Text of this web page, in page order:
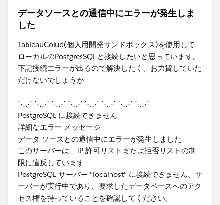
データソースとの通信中にエラーが発生しま
した
TableauColud(個人用開発サンドボックス)を使用して
ローカルのPostgresSQLと接続したいと思っています。
下記接続エラーが出るので解決したく、お力貸していた
だけないでしょうか
⋱⋰ ⋱⋰ ⋱⋰ ⋱⋰ ⋱⋰ ⋱⋰ ⋱⋰ ⋱⋰
​PostgreSQL に接続できません
詳細なエラー メッセージ
データ ソースとの通信中にエラーが発生しました
このサーバーは、IP 許可リストまたは拒否リストの制
限に違反しています
PostgreSQL サーバー "localhost" に接続できません。サ
ーバーが実行中であり、要求したデータベースへのアク
セス権を持っていることを確認してください。